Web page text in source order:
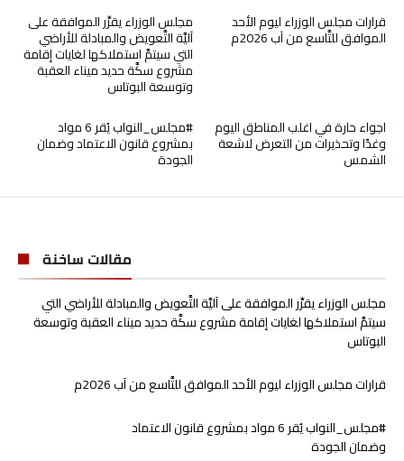
مجلس الوزراء يقرِّر الموافقة على
آليَّة التَّعويض والمبادلة للأراضي
التي سيتمَّ استملاكها لغايات إقامة
مشروع سكَّة حديد ميناء العقبة
وتوسعة البوتاس
قرارات مجلس الوزراء ليوم الأحد
الموافق للتَّاسع من آب 2026م
#مجلس_النواب يُقر 6 مواد
بمشروع قانون الاعتماد وضمان
الجودة
اجواء حارة في اغلب المناطق اليوم
وغدًا وتحذيرات من التعرض لاشعة
الشمس
مقالات ساخنة
مجلس الوزراء يقرِّر الموافقة على آليَّة التَّعويض والمبادلة للأراضي التي
سيتمَّ استملاكها لغايات إقامة مشروع سكَّة حديد ميناء العقبة وتوسعة
البوتاس
قرارات مجلس الوزراء ليوم الأحد الموافق للتَّاسع من آب 2026م
#مجلس_النواب يُقر 6 مواد بمشروع قانون الاعتماد
وضمان الجودة